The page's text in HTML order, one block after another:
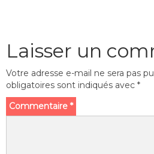
Laisser un
Votre adresse e-mail ne sera pas
obligatoires sont indiqués avec *
Commentaire *